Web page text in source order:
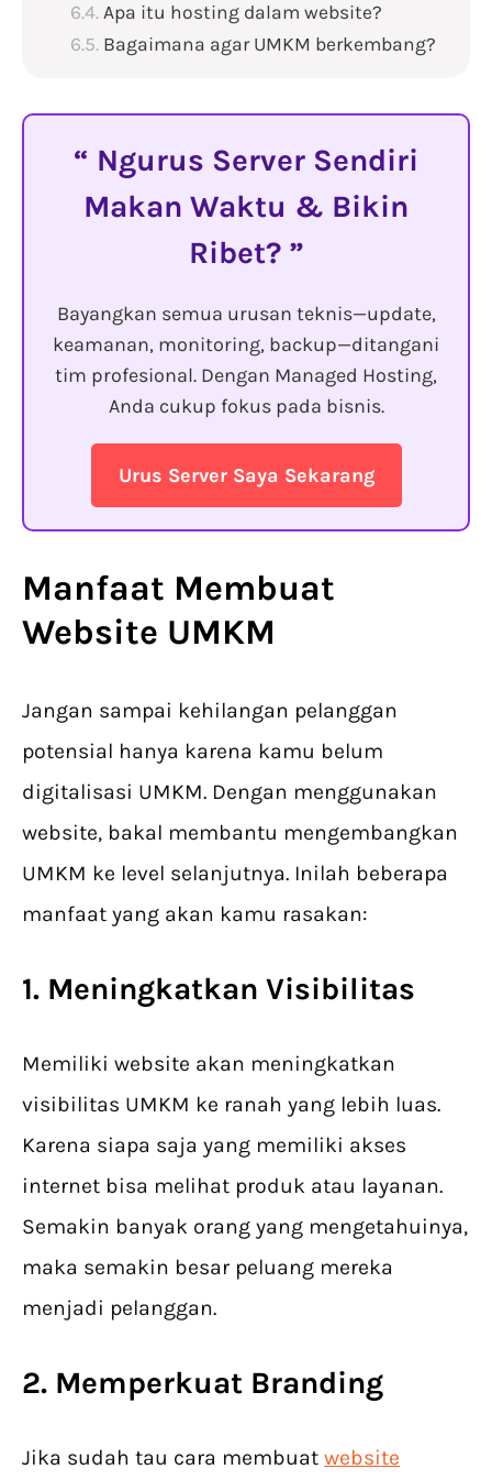
Apa itu hosting dalam website?
Bagaimana agar UMKM berkembang?
Ngurus Server Sendiri
Makan Waktu & Bikin
Ribet?
Bayangkan semua urusan teknis—update,
keamanan, monitoring, backup—ditangani
tim profesional. Dengan Managed Hosting,
Anda cukup fokus pada bisnis.
Urus Server Saya Sekarang
Manfaat Membuat
Website UMKM
Jangan sampai kehilangan pelanggan
potensial hanya karena kamu belum
digitalisasi UMKM. Dengan menggunakan
website, bakal membantu mengembangkan
UMKM ke level selanjutnya. Inilah beberapa
manfaat yang akan kamu rasakan:
1. Meningkatkan Visibilitas
Memiliki website akan meningkatkan
visibilitas UMKM ke ranah yang lebih luas.
Karena siapa saja yang memiliki akses
internet bisa melihat produk atau layanan.
Semakin banyak orang yang mengetahuinya,
maka semakin besar peluang mereka
menjadi pelanggan.
2. Memperkuat Branding
Jika sudah tau cara membuat website